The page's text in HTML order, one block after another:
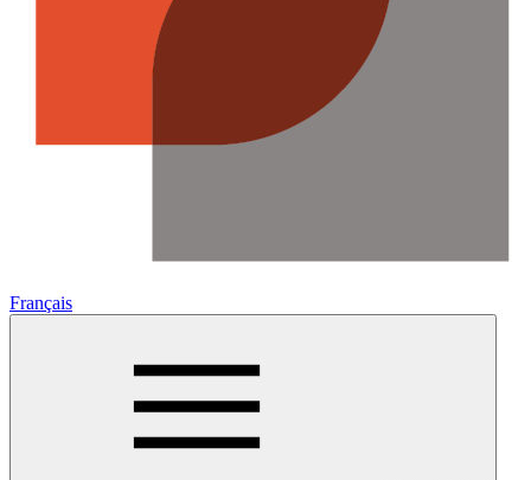
Français